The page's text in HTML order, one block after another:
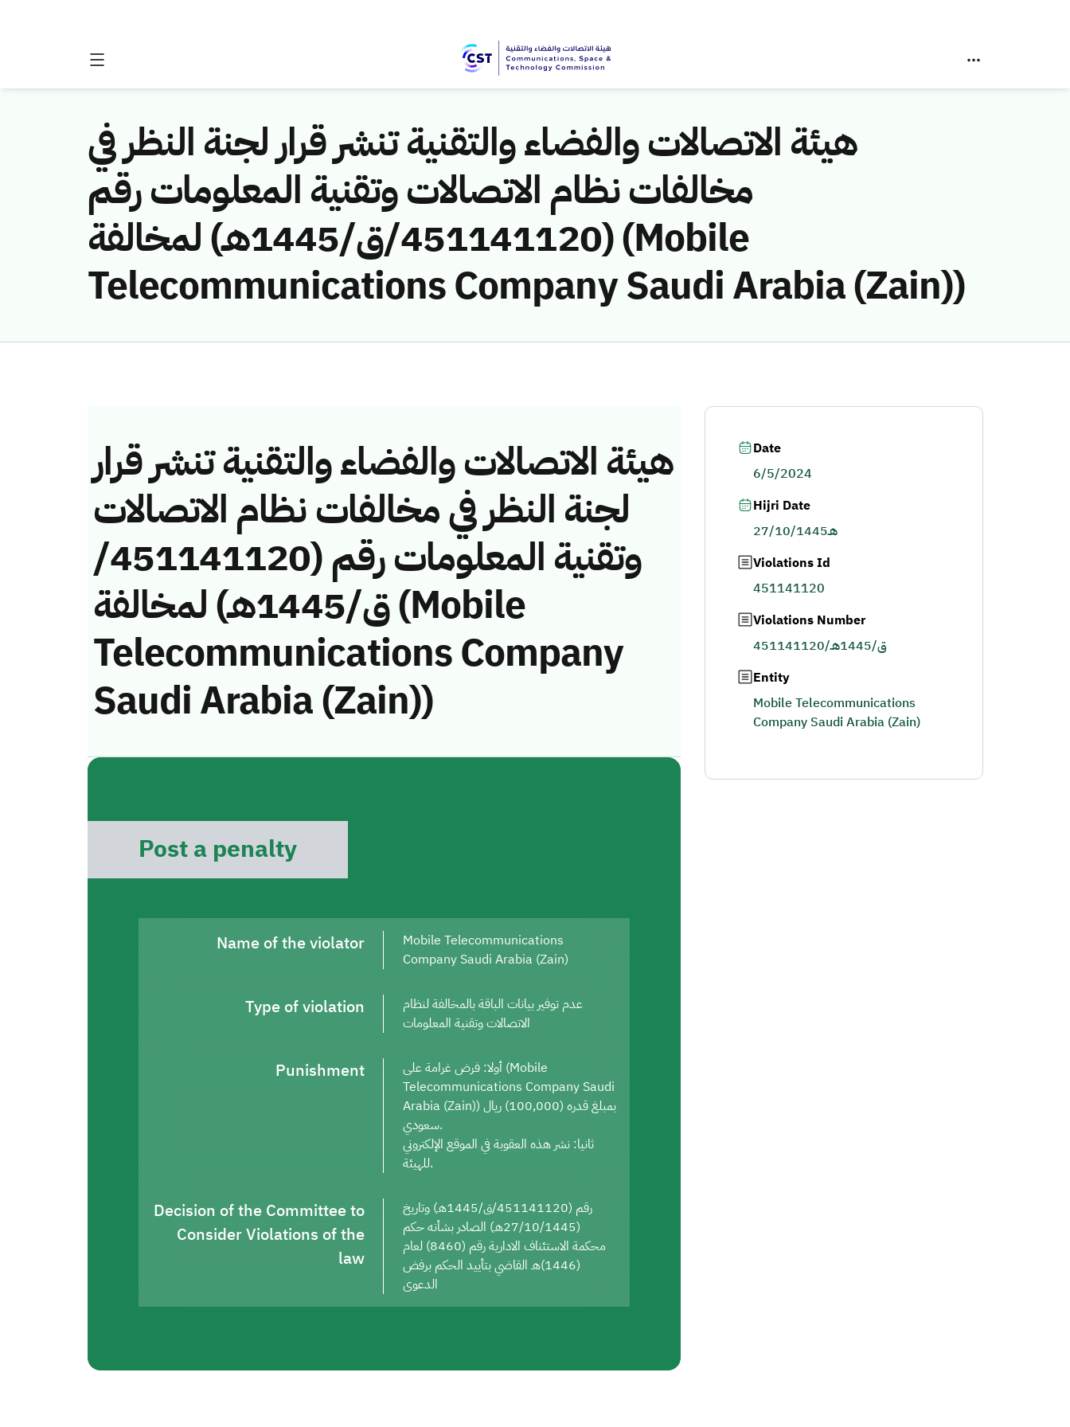
هيئة الاتصالات والفضاء والتقنية تنشر قرار لجنة النظر في
مخالفات نظام الاتصالات وتقنية المعلومات رقم
(451141120/ق/1445هـ) لمخالفة (Mobile
Telecommunications Company Saudi Arabia (Zain))
هيئة الاتصالات والفضاء والتقنية تنشر قرار
لجنة النظر في مخالفات نظام الاتصالات
وتقنية المعلومات رقم (451141120/
ق/1445هـ) لمخالفة (Mobile
Telecommunications Company
Saudi Arabia (Zain))
Post a penalty
Name of the violator
Mobile Telecommunications
Company Saudi Arabia (Zain)
Type of violation
عدم توفير بيانات الباقة بالمخالفة لنظام
الاتصالات وتقنية المعلومات
Punishment
أولا: فرض غرامة على (Mobile
Telecommunications Company Saudi
Arabia (Zain)) بمبلغ قدره (100,000) ريال
سعودي.
ثانيا: نشر هذه العقوبة في الموقع الإلكتروني
للهيئة.
Decision of the Committee to
Consider Violations of the
law
رقم (451141120/ق/1445هـ) وتاريخ
(27/10/1445هـ) الصادر بشأنه حكم
محكمة الاستئناف الادارية رقم (8460) لعام
(1446)هـ القاضي بتأييد الحكم برفض
الدعوى
Date
6/5/2024
Hijri Date
27/10/1445هـ
Violations Id
451141120
Violations Number
451141120/ق/1445هـ
Entity
Mobile Telecommunications
Company Saudi Arabia (Zain)